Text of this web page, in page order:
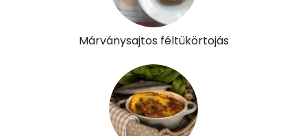
Márványsajtos féltükörtojás